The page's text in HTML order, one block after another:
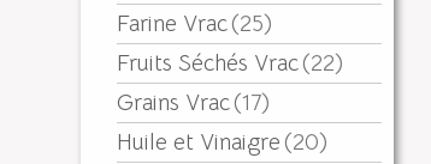
Farine Vrac(25)
Fruits Séchés Vrac(22)
Grains Vrac(17)
Huile et Vinaigre (20)